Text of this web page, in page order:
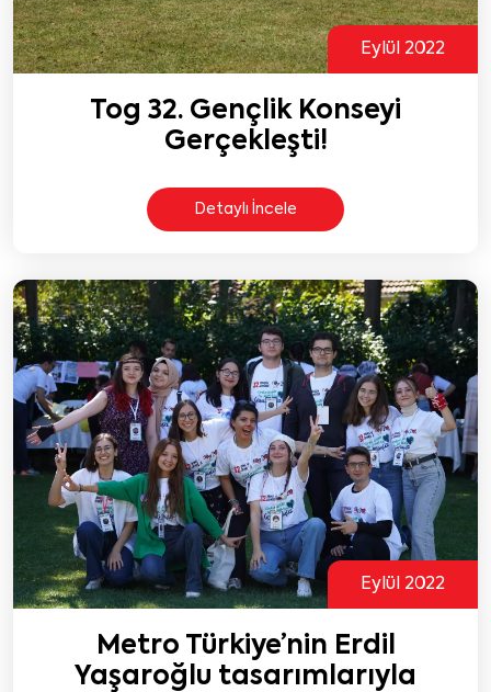
Eylül 2022
Tog 32. Gençlik Konseyi
Gerçekleşti!
Detaylı İncele
Eylül 2022
Metro Türkiye’nin Erdil
Yaşaroğlu tasarımlarıyla